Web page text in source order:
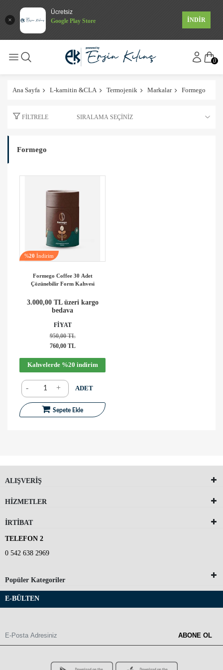
Ücretsiz
Google Play Store
İNDİR
0
Ana Sayfa L-karnitin &CLA Termojenik Markalar Formego
FILTRELE
Formego
%20 İndirim
Formego Coffee 30 Adet
Çözünebilir Form Kahvesi
3.000,00 TL üzeri kargo
bedava
FİYAT
950,00 TL
760,00 TL
Kahvelerde %20 indirim
- + ADET
Sepete Ekle
ALIŞVERİŞ
HİZMETLER
İRTİBAT
TELEFON 2
0 542 638 2969
Popüler Kategoriler
E-BÜLTEN
ABONE OL